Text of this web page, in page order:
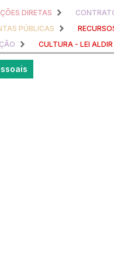
DIRETAS
PÚBLICAS
CULTURA - LEI